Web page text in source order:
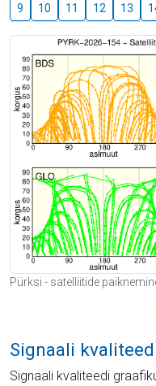
9 10 11 12 13
Pürksi - satelliitide
Signaali
Signaali kvaliteedi